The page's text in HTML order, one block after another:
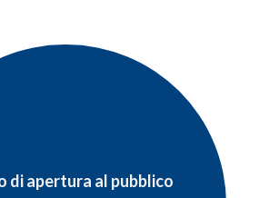
di apertura al pubblico